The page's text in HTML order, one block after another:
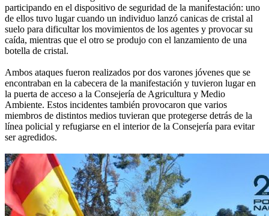
participando en el dispositivo de seguridad de la manifestación: uno
de ellos tuvo lugar cuando un individuo lanzó canicas de cristal al
suelo para dificultar los movimientos de los agentes y provocar su
caída, mientras que el otro se produjo con el lanzamiento de una
botella de cristal.
Ambos ataques fueron realizados por dos varones jóvenes que se
encontraban en la cabecera de la manifestación y tuvieron lugar en
la puerta de acceso a la Consejería de Agricultura y Medio
Ambiente. Estos incidentes también provocaron que varios
miembros de distintos medios tuvieran que protegerse detrás de la
línea policial y refugiarse en el interior de la Consejería para evitar
ser agredidos.